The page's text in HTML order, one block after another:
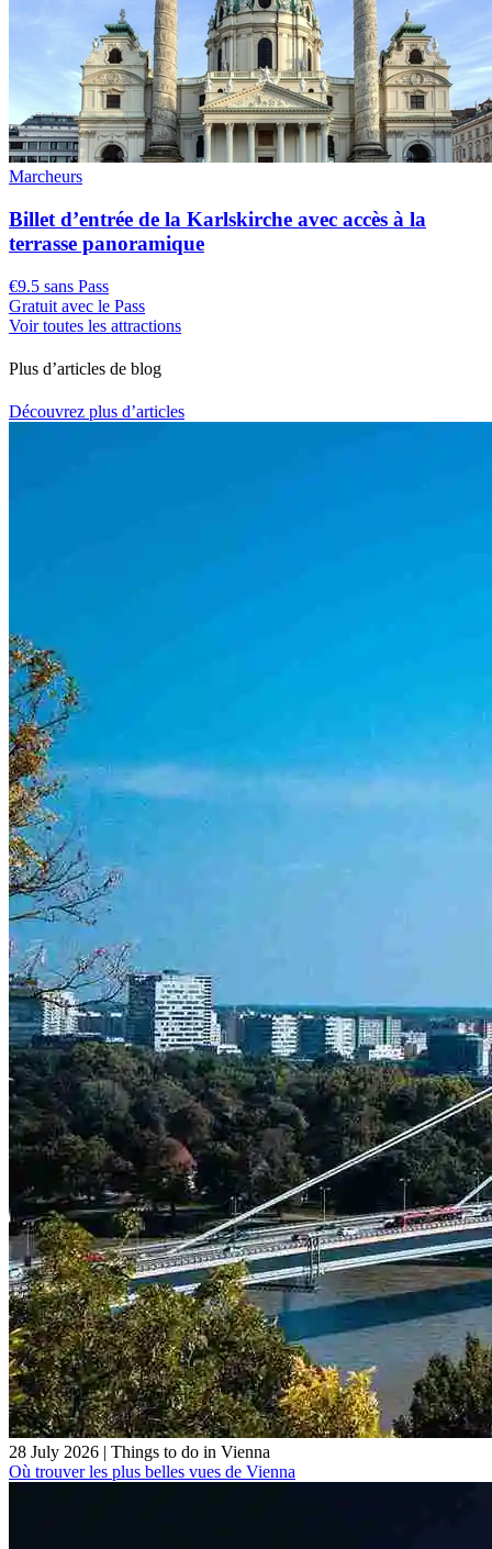
Marcheurs
Billet d’entrée de la Karlskirche avec accès à la
terrasse panoramique
€9.5 sans Pass
Gratuit avec le Pass
Voir toutes les attractions
Plus d’articles de blog
Découvrez plus d’articles
28 July 2026 | Things to do in Vienna
Où trouver les plus belles vues de Vienna